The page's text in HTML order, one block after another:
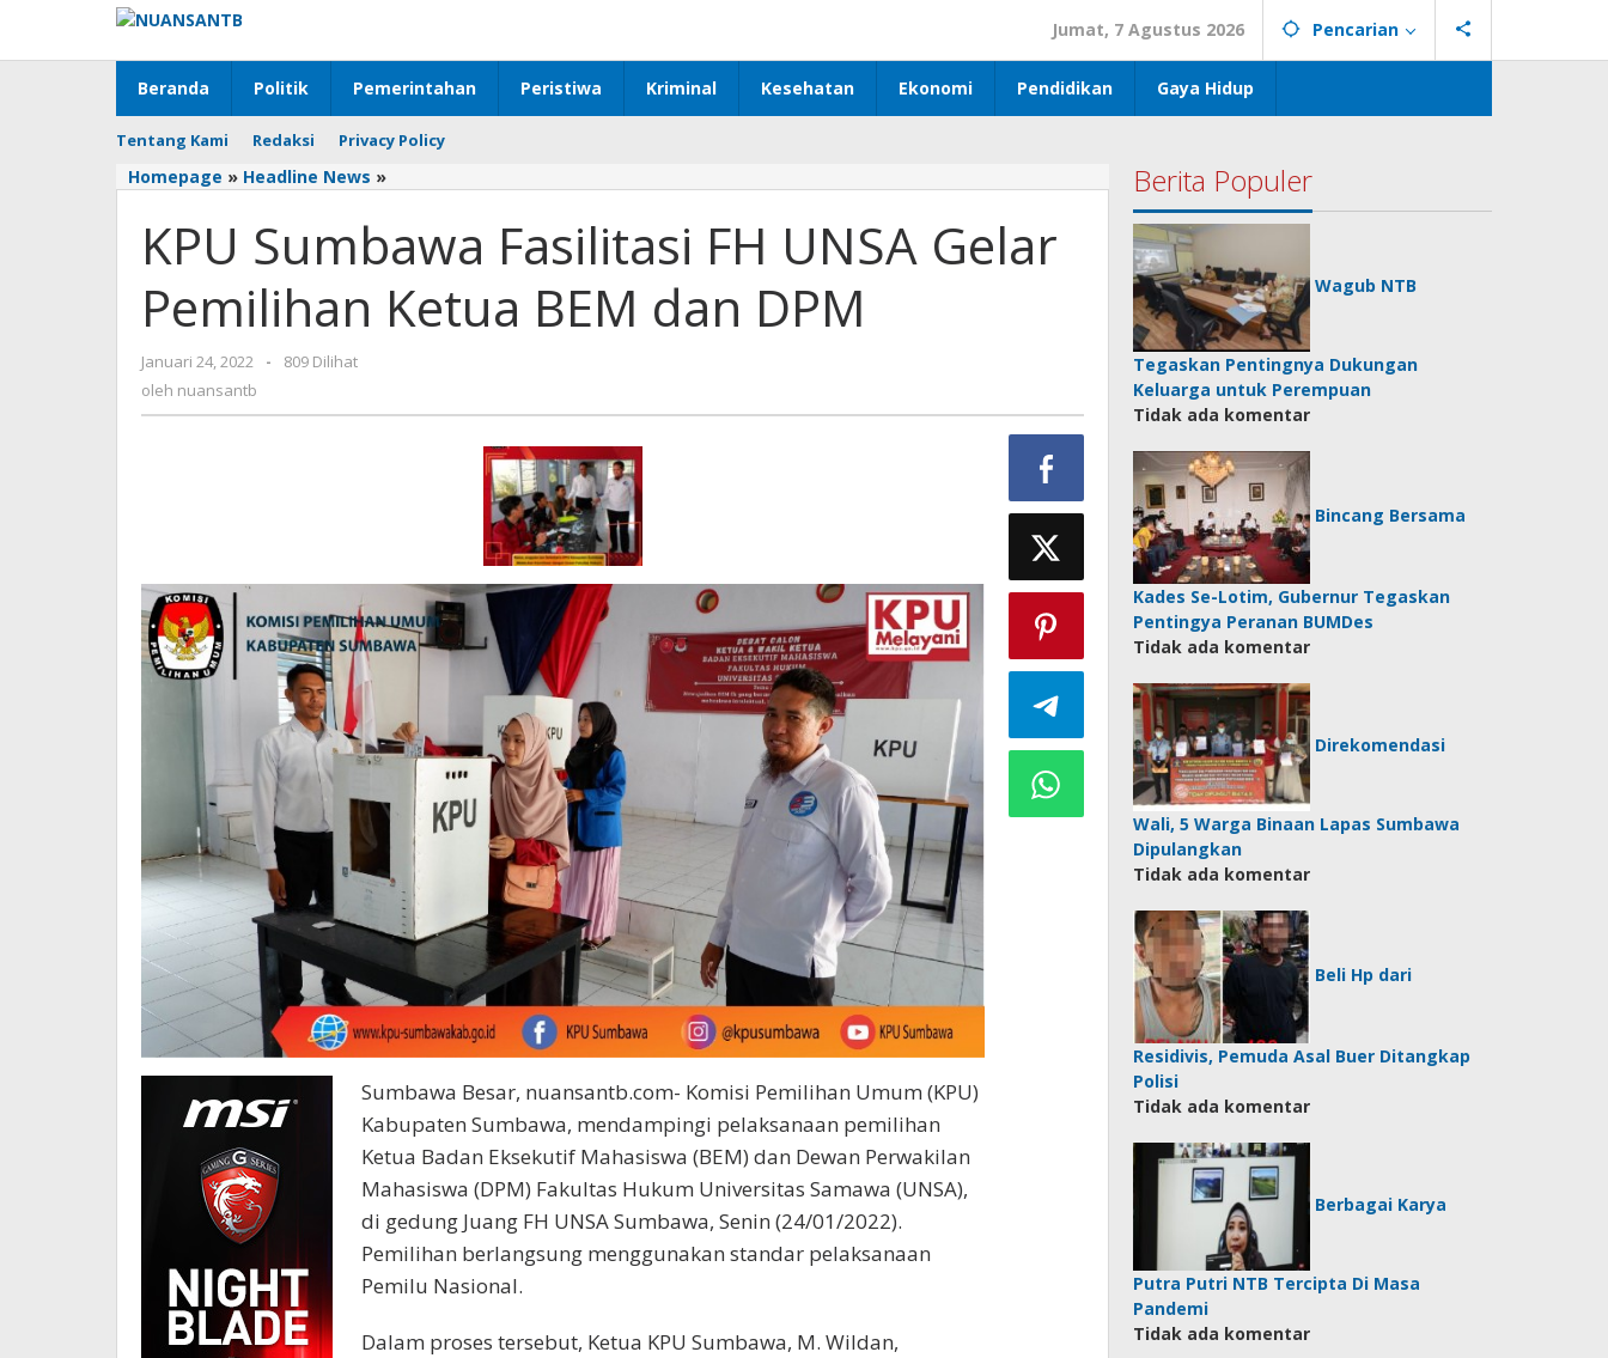
konten
Jumat, 7 Agustus 2026 Pencarian
Beranda Politik Pemerintahan Peristiwa Kriminal Kesehatan Ekonomi Pendidikan Gaya Hidup
Tentang Kami Redaksi Privacy Policy
Homepage » Headline News »
FH
Gelar
Pemilihan
KPU Sumbawa Fasilitasi FH UNSA Gelar
Pemilihan Ketua BEM dan DPM
Januari 24, 2022
oleh
-
809 Dilihat
oleh nuansantb
Sumbawa Besar, nuansantb.com- Komisi Pemilihan Umum (KPU)
Kabupaten Sumbawa, mendampingi pelaksanaan pemilihan
Ketua Badan Eksekutif Mahasiswa (BEM) dan Dewan Perwakilan
Mahasiswa (DPM) Fakultas Hukum Universitas Samawa (UNSA),
di gedung Juang FH UNSA Sumbawa, Senin (24/01/2022).
Pemilihan berlangsung menggunakan standar pelaksanaan
Pemilu Nasional.
Dalam proses tersebut, Ketua KPU Sumbawa, M. Wildan,
Berita Populer
Wagub NTB
Tegaskan Pentingnya Dukungan
Keluarga untuk Perempuan
Tidak ada komentar
Bincang Bersama
Kades Se-Lotim, Gubernur Tegaskan
Pentingya Peranan BUMDes
Tidak ada komentar
Direkomendasi
Wali, 5 Warga Binaan Lapas Sumbawa
Dipulangkan
Tidak ada komentar
Beli Hp dari
Residivis, Pemuda Asal Buer Ditangkap
Polisi
Tidak ada komentar
Berbagai Karya
Putra Putri NTB Tercipta Di Masa
Pandemi
Tidak ada komentar